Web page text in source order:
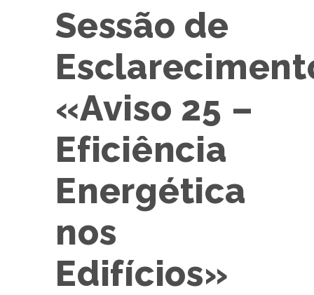
Sessão de
«Aviso 25 –
Eficiência
Energética
nos
Edifícios»